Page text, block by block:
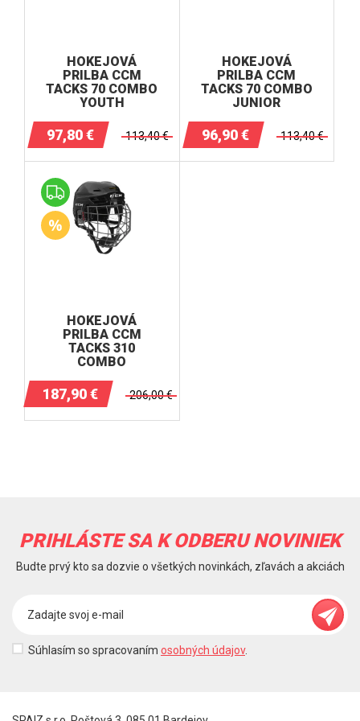
HOKEJOVÉ DOPLNKY
HOKEJOVÉ DETSKÉ SETY
ŠILTOVKY, ČIAPKY
TRÉNINGOVÉ OBLEČENIE
IN-LINE, HOKEJBAL
POMÔCKY NA HOKEJ
Darčekové kupóny
HOKEJOVÁ
PRILBA CCM
TACKS 70 COMBO
YOUTH
97,80€ 113,40€
HOKEJOVÁ
PRILBA CCM
TACKS 70 COMBO
JUNIOR
96,90€ 113,40€
HOKEJOVÁ
PRILBA CCM
TACKS 310
COMBO
187,90€ 206,00€
PRIHLÁSTE SA K ODBERU NOVINIEK
Budte prvý kto sa dozvie o všetkých novinkách, zľavách a akciách
Súhlasím so spracovaním osobných údajov.